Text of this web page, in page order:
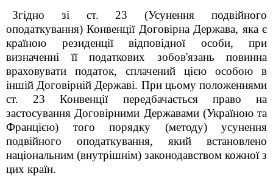
Згідно зі ст. 23 (Усунення подвійного
оподаткування) Конвенції Договірна Держава, яка є
країною резиденції відповідної особи, при
визначенні її податкових зобов'язань повинна
враховувати податок, сплачений цією особою в
іншій Договірній Державі. При цьому положеннями
ст. 23 Конвенції передбачається право на
застосування Договірними Державами (Україною та
Францією) того порядку (методу) усунення
подвійного оподаткування, який встановлено
національним (внутрішнім) законодавством кожної з
цих країн.